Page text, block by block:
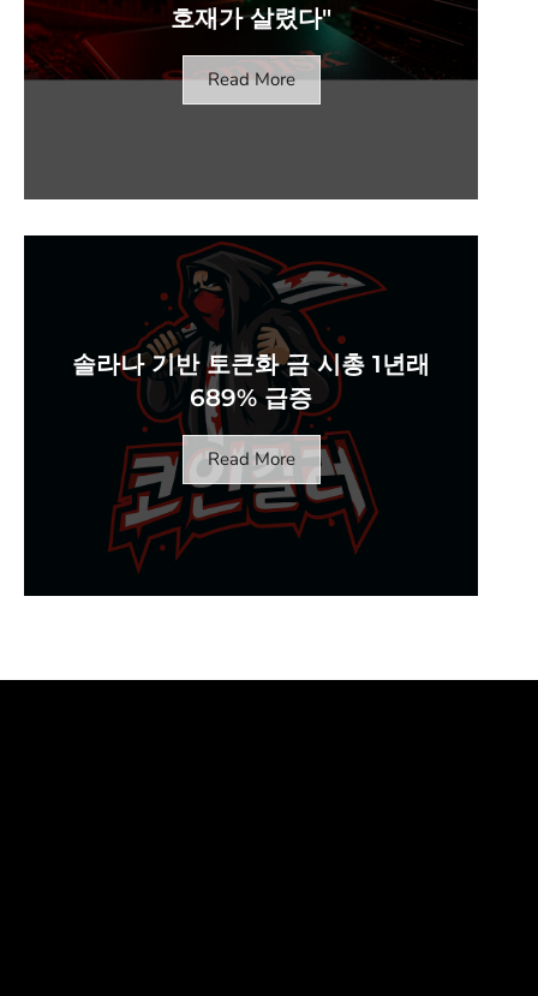
호재가 살렸다"
Read More
솔라나 기반 토큰화 금 시총 1년래
689% 급증
Read More